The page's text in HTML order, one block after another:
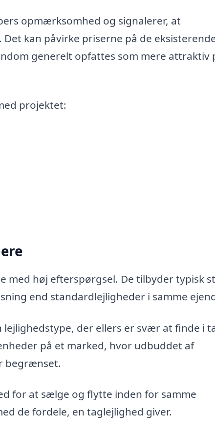
opmærksomhed og signalerer, at
kan påvirke priserne på de
generelt opfattes som mere attraktiv
projektet:
med høj efterspørgsel. De tilbyder typisk
end standardlejligheder i samme
lejlighedstype, der ellers er svær at finde i
på et marked, hvor udbuddet af
begrænset.
for at sælge og flytte inden for samme
de fordele, en taglejlighed giver.